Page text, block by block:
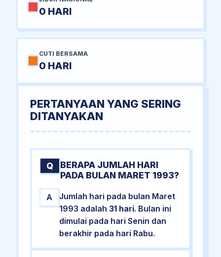
0 HARI
CUTI BERSAMA
0 HARI
PERTANYAAN YANG SERING
DITANYAKAN
Q
BERAPA JUMLAH HARI
PADA BULAN MARET 1993?
A
Jumlah hari pada bulan Maret
1993 adalah 31 hari. Bulan ini
dimulai pada hari Senin dan
berakhir pada hari Rabu.